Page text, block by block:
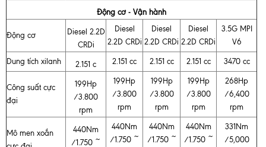
Động cơ - Vận hành
Động cơ
Diesel 2.2D
CRDi
Diesel
2.2D CRDi
Diesel
2.2D CRDi
Diesel
2.2D CRDi
3.5G MPI
V6
Dung tích xilanh 2.151 c 2.151 cc 2.151 cc 2.151 cc 3470 cc
Công suất cực
đại
199Hp
/3.800
rpm
199Hp
/3.800
rpm
199Hp
/3.800
rpm
199Hp
/3.800
rpm
268Hp
/6,400
rpm
Mô men xoắn
440Nm
/1.750 ~
440Nm
/1.750 ~
440Nm
/1.750 ~
440Nm
/1.750 ~
331Nm
/5,000